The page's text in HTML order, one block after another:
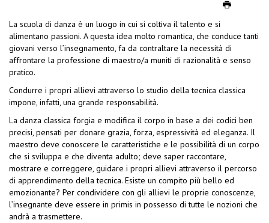
La scuola di danza è un luogo in cui si coltiva il talento e si
alimentano passioni. A questa idea molto romantica, che conduce tanti
giovani verso l’insegnamento, fa da contraltare la necessità di
affrontare la professione di maestro/a muniti di razionalità e senso
pratico.
Condurre i propri allievi attraverso lo studio della tecnica classica
impone, infatti, una grande responsabilità.
La danza classica forgia e modifica il corpo in base a dei codici ben
precisi, pensati per donare grazia, forza, espressività ed eleganza. Il
maestro deve conoscere le caratteristiche e le possibilità di un corpo
che si sviluppa e che diventa adulto; deve saper raccontare,
mostrare e correggere, guidare i propri allievi attraverso il percorso
di apprendimento della tecnica. Esiste un compito più bello ed
emozionante? Per condividere con gli allievi le proprie conoscenze,
l’insegnante deve essere in primis in possesso di tutte le nozioni che
andrà a trasmettere.